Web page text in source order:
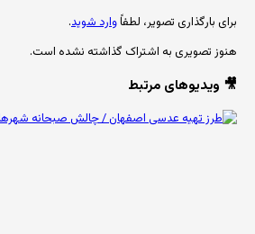
برای بارگذاری تصویر، لطفاًوارد شوید.
هنوز تصویری به اشتراک گذاشته نشده است.
🎥 ویدیوهای مرتبط